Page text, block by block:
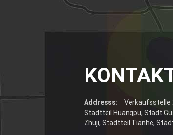
Addresss:
Verkaufsstelle
Stadtteil Huangpu, Stadt
Zhuji, Stadtteil Tianhe,